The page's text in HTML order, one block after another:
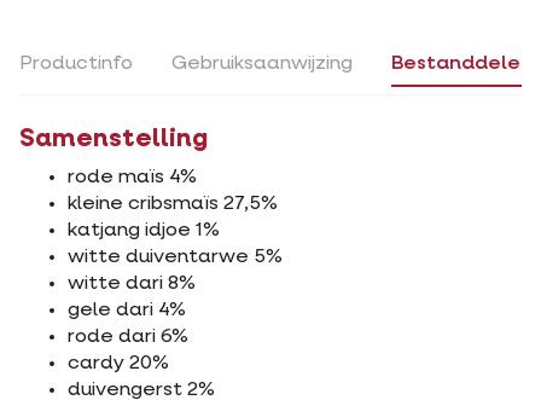
Productinfo Gebruiksaanwijzing Bestanddelen
Samenstelling
rode maïs 4%
kleine cribsmaïs 27,5%
katjang idjoe 1%
witte duiventarwe 5%
witte dari 8%
gele dari 4%
rode dari 6%
cardy 20%
duivengerst 2%